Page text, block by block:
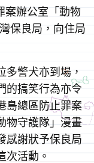
案辦公室「動物
保良局，向住局
多警犬亦到場，
的搞笑行為亦令
島總區防止罪案
物守護隊」漫畫
感謝狀予保良局
次活動。